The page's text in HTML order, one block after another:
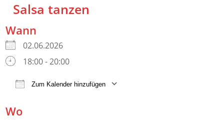
Salsa tanzen
Wann
02.06.2026
18:00 - 20:00
Zum Kalender hinzufügen
Wo